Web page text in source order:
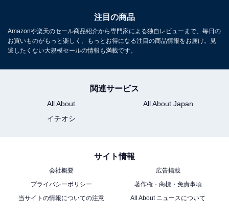
コムテック 車用 ドライブレコーダー搭載電子ルームミラ
載 前後200万画素 FullHD GPS搭載 後続車両接近お知ら
Amazonで見る
コムテック「ZERO 109C」
注目の商品
Amazonや楽天のセール商品紹介から専門家による独自レビューまで、毎日の
お買いものがもっと楽しく、もっとお得になる注目の商品情報をお届け。見
逃したくない大規模セールの情報も満載です。
関連サービス
All About
All About Japan
イチオシ
サイト情報
会社概要
広告掲載
プライバシーポリシー
著作権・商標・免責事項
当サイトの情報についての注意
All About ニュースについて